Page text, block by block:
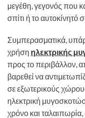
μεγέθη, γεγονός που
σπίτι ή το αυτοκίνητό
Συμπερασματικά,
χρήση ηλεκτρικής
προς το περιβάλλον,
βαρεθεί να
σε εξωτερικούς
ηλεκτρική
χρόνο και